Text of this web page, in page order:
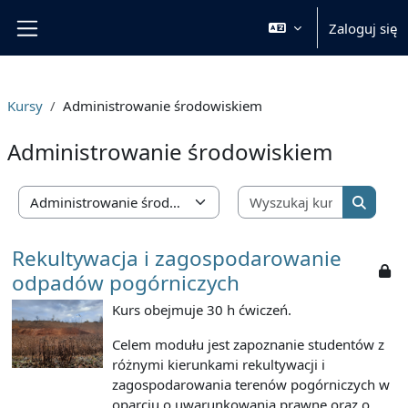
Zaloguj się
Kursy Administrowanie środowiskiem
Administrowanie środowiskiem
Kategorie kursów
Rekultywacja i zagospodarowanie
odpadów pogórniczych
Kurs obejmuje 30 h ćwiczeń.
Celem modułu jest zapoznanie studentów z
różnymi kierunkami rekultywacji i
zagospodarowania terenów pogórniczych w
oparciu o uwarunkowania prawne oraz o